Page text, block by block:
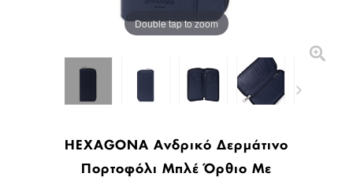
Double tap to zoom
HEXAGONA Ανδρικό Δερμάτινο
Πορτοφόλι Μπλέ Όρθιο Με